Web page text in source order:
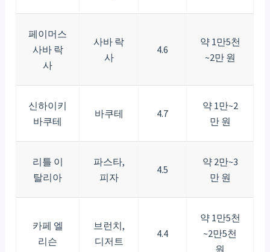
페이머스
사바 락
사
사바 락
사
4.6
약 1만5천
~2만 원
신하이키
바쿠테
바쿠테 4.7
약 1만~2
만 원
리틀 이
탈리아
파스타,
피자
4.5
약 2만~3
만 원
카페 엘
리슨
브런치,
디저트
4.4
약 1만5천
~2만5천
원